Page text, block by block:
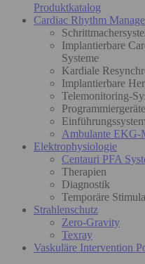
Produktkatalog
Cardiac Rhythm
Implantierbare
Systeme
Kardiale
Implantierbare
Telemonitoring-
Ambulante EKG-
Elektrophysiologie
Centauri PFA
Therapien
Diagnostik
Temporäre
Strahlenschutz
Zero-Gravity
Texray
Vaskuläre Intervention